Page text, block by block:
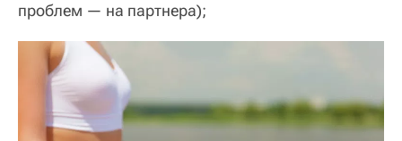
проблем — на партнера);